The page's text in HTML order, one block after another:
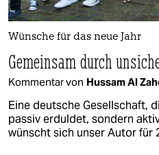
Wünsche für das neue Jahr
Gemeinsam durch
Kommentar von Hussam Al
Eine deutsche Gesellschaft,
passiv erduldet, sondern
wünscht sich unser Autor für